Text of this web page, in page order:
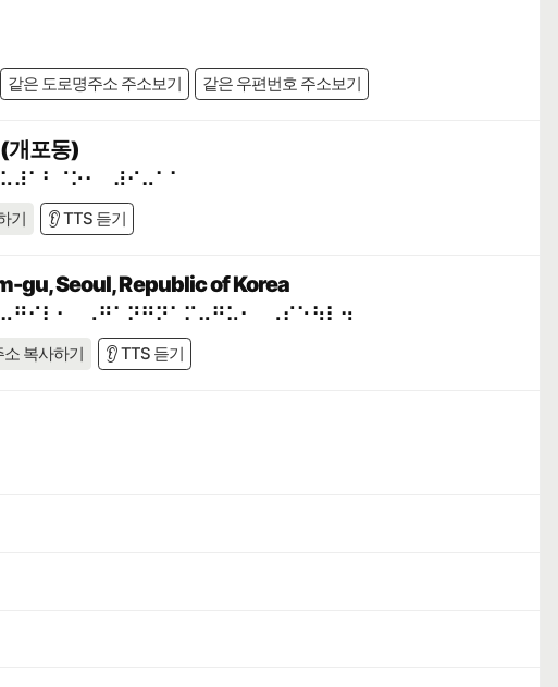
같은 도로명주소 주소보기 같은 우편번호 주소보기
개포동)
기 👂 TTS 듣기
gu, Seoul, Republic of Korea
복사하기 👂 TTS 듣기